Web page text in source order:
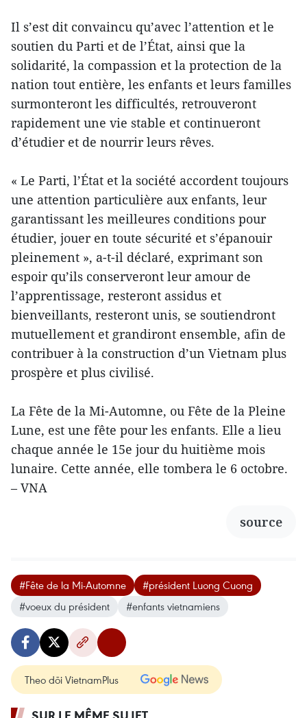
Il s’est dit convaincu qu’avec l’attention et le
soutien du Parti et de l’État, ainsi que la
solidarité, la compassion et la protection de la
nation tout entière, les enfants et leurs familles
surmonteront les difficultés, retrouveront
rapidement une vie stable et continueront
d’étudier et de nourrir leurs rêves.
« Le Parti, l’État et la société accordent toujours
une attention particulière aux enfants, leur
garantissant les meilleures conditions pour
étudier, jouer en toute sécurité et s’épanouir
pleinement », a-t-il déclaré, exprimant son
espoir qu’ils conserveront leur amour de
l’apprentissage, resteront assidus et
bienveillants, resteront unis, se soutiendront
mutuellement et grandiront ensemble, afin de
contribuer à la construction d’un Vietnam plus
prospère et plus civilisé.
La Fête de la Mi-Automne, ou Fête de la Pleine
Lune, est une fête pour les enfants. Elle a lieu
chaque année le 15e jour du huitième mois
lunaire. Cette année, elle tombera le 6 octobre.
– VNA
source
#Fête de la Mi-Automne
#président Luong Cuong
#voeux du président
#enfants vietnamiens
Theo dõi VietnamPlus